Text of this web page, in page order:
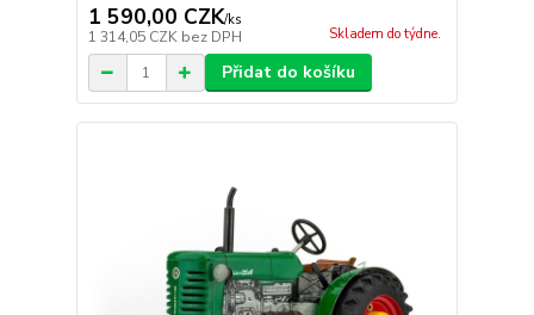
1 590,00 CZK/ks
1 314,05 CZK bez DPH Skladem do týdne.
Přidat do košíku